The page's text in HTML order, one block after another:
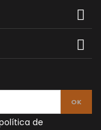


de